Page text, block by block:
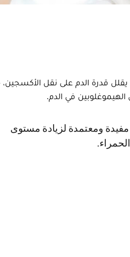
قدرة الدم على نقل
الهيموغلوبين في الدم.